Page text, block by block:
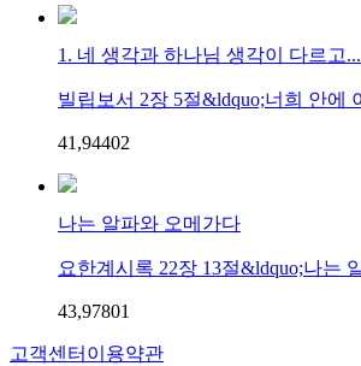
1. 네 생각과 하나님 생각이 다르고...
빌립보서 2장 5절&ldquo;너희 안에
41,94402
나는 알파와 오메가다
요한계시록 22장 13절&ldquo;나는
43,97801
고객센터 이용약관